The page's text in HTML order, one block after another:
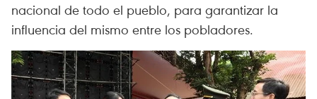
nacional de todo el pueblo, para garantizar la
influencia del mismo entre los pobladores.